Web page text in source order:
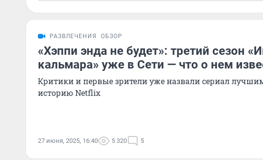
РАЗВЛЕЧЕНИЯ ОБЗОР
«Хэппи энда не будет»: третий сезон
кальмара» уже в Сети — что о нем
Критики и первые зрители уже назвали сериал
историю Netflix
27 июня, 2025, 16:40 5 320 5